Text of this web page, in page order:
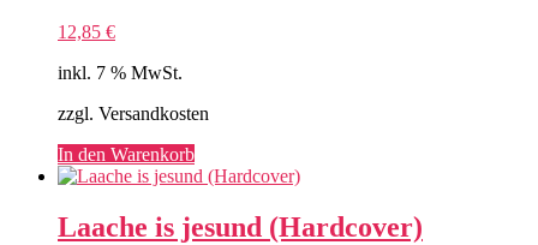
12,85 €
inkl. 7 % MwSt.
zzgl. Versandkosten
In den Warenkorb
Laache is jesund (Hardcover)